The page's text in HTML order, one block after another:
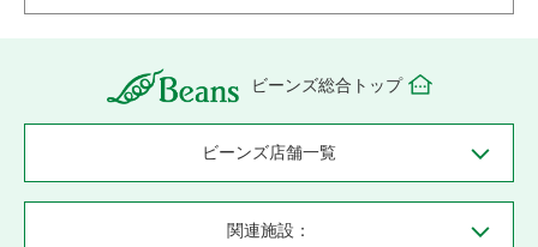
ビーンズ総合トップ
ビーンズ店舗一覧
関連施設：